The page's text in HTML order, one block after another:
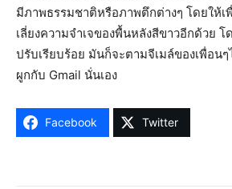
มีภาพธรรมชาติหรือภาพตึกต่างๆ โดยให้เ
เลี่ยงความจำเจของพื้นหลังสีขาวอีกด้วย โ
ปรับเรียบร้อย มันก็จะตามจีเมล์ของเพื่อนๆ
ผูกกับ Gmail นั่นเอง
Facebook Twitter